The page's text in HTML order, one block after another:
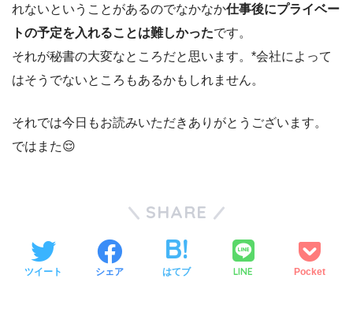
れないということがあるのでなかなか仕事後にプライベー
トの予定を入れることは難しかったです。
それが秘書の大変なところだと思います。*会社によって
はそうでないところもあるかもしれません。
それでは今日もお読みいただきありがとうございます。
ではまた😌
SHARE
ツイート シェア はてブ LINE Pocket